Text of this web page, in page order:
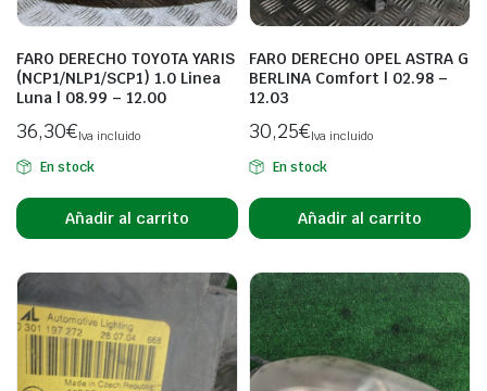
FARO DERECHO TOYOTA YARIS
(NCP1/NLP1/SCP1) 1.0 Linea
Luna | 08.99 – 12.00
36,30€Iva incluido
En stock
Añadir al carrito
FARO DERECHO OPEL ASTRA G
BERLINA Comfort | 02.98 –
12.03
30,25€Iva incluido
En stock
Añadir al carrito